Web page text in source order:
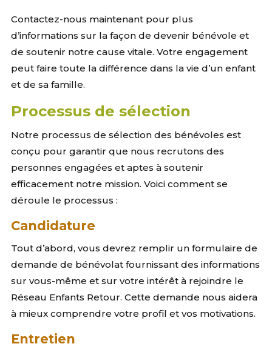
Contactez-nous maintenant pour plus
d’informations sur la façon de devenir bénévole et
de soutenir notre cause vitale. Votre engagement
peut faire toute la différence dans la vie d’un enfant
et de sa famille.
Processus de sélection
Notre processus de sélection des bénévoles est
conçu pour garantir que nous recrutons des
personnes engagées et aptes à soutenir
efficacement notre mission. Voici comment se
déroule le processus :
Candidature
Tout d’abord, vous devrez remplir un formulaire de
demande de bénévolat fournissant des informations
sur vous-même et sur votre intérêt à rejoindre le
Réseau Enfants Retour. Cette demande nous aidera
à mieux comprendre votre profil et vos motivations.
Entretien